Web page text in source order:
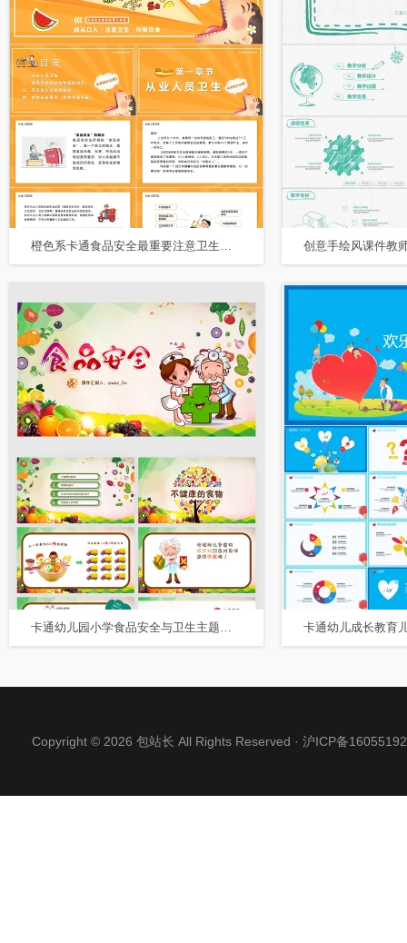
橙色系卡通食品安全最重要注意卫生均衡饮食PPT模板
卡通幼儿园小学食品安全与卫生主题班会校园安全PPT
Copyright © 2026 包站长 All Rights Reserved · 沪ICP备